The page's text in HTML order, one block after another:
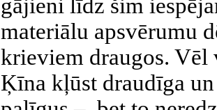
gājieni līdz šim
materiālu apsvērumu
krieviem draugos. Vēl
Ķīna kļūst draudīga un